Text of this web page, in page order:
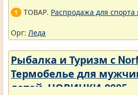
1 ТОВАР. Распродажа для спорта
Орг: Леда
Рыбалка и Туризм с
Термобелье для
детей. НОВИНКИ-2025